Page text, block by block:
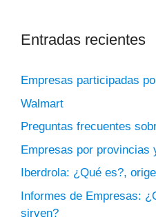
Entradas recientes
Empresas participadas
Walmart
Preguntas frecuentes
Empresas por provincias
Iberdrola: ¿Qué es?,
Informes de Empresas:
sirven?